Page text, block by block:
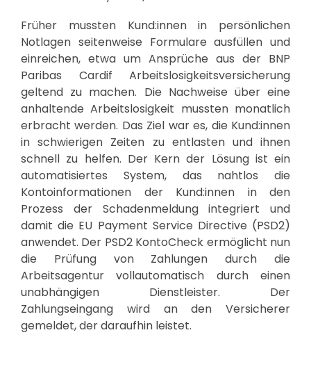
Früher mussten Kund:innen in persönlichen
Notlagen seitenweise Formulare ausfüllen und
einreichen, etwa um Ansprüche aus der BNP
Paribas Cardif Arbeitslosigkeitsversicherung
geltend zu machen. Die Nachweise über eine
anhaltende Arbeitslosigkeit mussten monatlich
erbracht werden. Das Ziel war es, die Kund:innen
in schwierigen Zeiten zu entlasten und ihnen
schnell zu helfen. Der Kern der Lösung ist ein
automatisiertes System, das nahtlos die
Kontoinformationen der Kund:innen in den
Prozess der Schadenmeldung integriert und
damit die EU Payment Service Directive (PSD2)
anwendet. Der PSD2 KontoCheck ermöglicht nun
die Prüfung von Zahlungen durch die
Arbeitsagentur vollautomatisch durch einen
unabhängigen Dienstleister. Der
Zahlungseingang wird an den Versicherer
gemeldet, der daraufhin leistet.